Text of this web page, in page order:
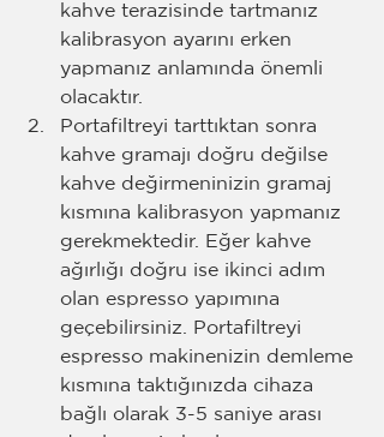
kahve terazisinde tartmanız
kalibrasyon ayarını erken
yapmanız anlamında önemli
olacaktır.
Portafiltreyi tarttıktan sonra
kahve gramajı doğru değilse
kahve değirmeninizin gramaj
kısmına kalibrasyon yapmanız
gerekmektedir. Eğer kahve
ağırlığı doğru ise ikinci adım
olan espresso yapımına
geçebilirsiniz. Portafiltreyi
espresso makinenizin demleme
kısmına taktığınızda cihaza
bağlı olarak 3-5 saniye arası